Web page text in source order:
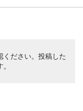
ください。投稿した